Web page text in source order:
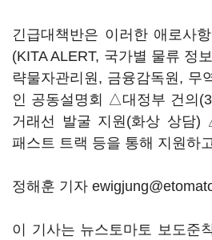
긴급대책반은 이러한 애로사
(KITA ALERT, 국가별 물류 정
략물자관리원, 금융감독원,
인 공동설명회 △대정부 건의
거래선 발굴 지원(화상 상담)
패스트 트랙 등을 통해 지원하
정해훈 기자
이 기사는 뉴스토마토 보도준